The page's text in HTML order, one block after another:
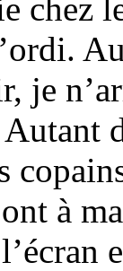
chez
je
à